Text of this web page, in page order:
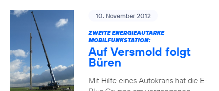
10. November 2012
ZWEITE ENERGIEAUTARKE
MOBILFUNKSTATION:
Auf Versmold folgt
Büren
Mit Hilfe eines Autokrans hat die E-